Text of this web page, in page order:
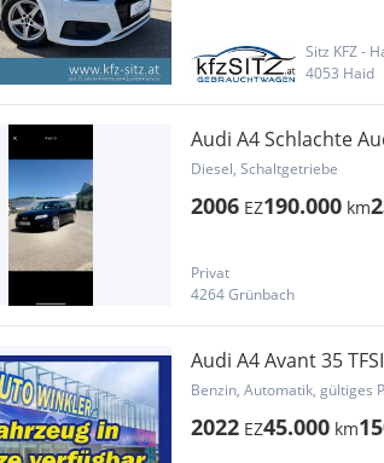
Sitz KFZ -
4053 Haid
Audi A4 Schlachte
Diesel, Schaltgetriebe
2006 EZ190.000 km
Privat
4264 Grünbach
Audi A4 Avant 35
Privacy/Navi/PDC/
Benzin, Automatik, gültiges
2022 EZ45.000 km